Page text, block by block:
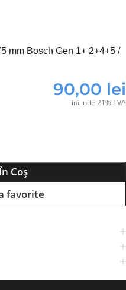
mm Bosch Gen 1+ 2+4+5 /
90,00 lei
include 21% TVA
Coș
favorite